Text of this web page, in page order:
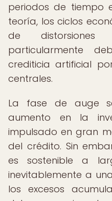
periodos de tiempo
teoría, los ciclos
de
particularmente
crediticia artificial
centrales.
La fase de auge
aumento en la
impulsado en gran
del crédito. Sin
es sostenible a
inevitablemente a
los excesos